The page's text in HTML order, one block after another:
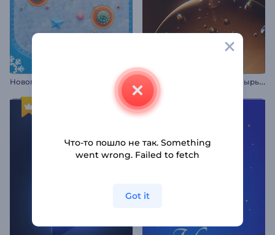
Новогодняя заставка: Праздничный пинбол Л
оготип "Разделение пузырьков"
Что-то пошло не так. Something
went wrong. Failed to fetch
Got it